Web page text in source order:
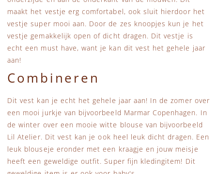
maakt het vestje erg comfortabel, ook sluit hierdoor het
vestje super mooi aan. Door de zes knoopjes kun je het
vestje gemakkelijk open of dicht dragen. Dit vestje is
echt een must have, want je kan dit vest het gehele jaar
aan!
Combineren
Dit vest kan je echt het gehele jaar aan! In de zomer over
een mooi jurkje van bijvoorbeeld Marmar Copenhagen. In
de winter over een mooie witte blouse van bijvoorbeeld
Lil Atelier. Dit vest kan je ook heel leuk dicht dragen. Een
leuk blouseje eronder met een kraagje en jouw meisje
heeft een geweldige outfit. Super fijn kledingitem! Dit